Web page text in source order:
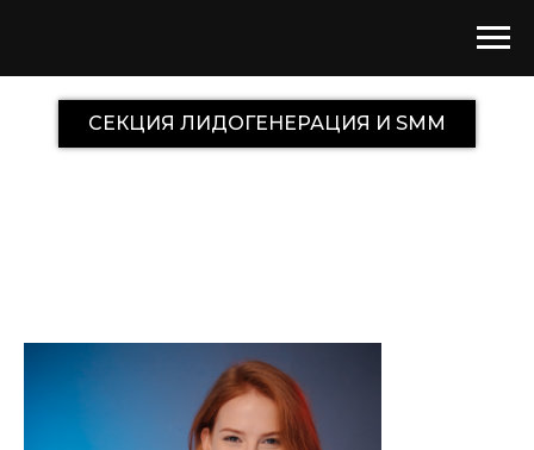
СЕКЦИЯ ЛИДОГЕНЕРАЦИЯ И SMM